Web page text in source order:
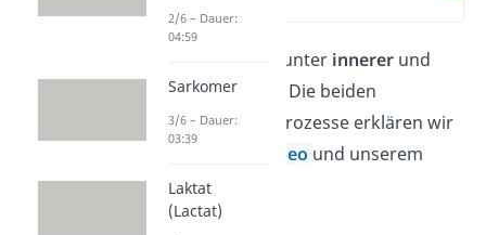
Was verstehst du unter innerer und
äußerer Atmung
? Die beiden
lebenswichtigen Prozesse erklären wir
Video und unserem
Beitrag!
2/6 – Dauer:
04:59
Sarkomer
3/6 – Dauer:
03:39
Laktat
(Lactat)